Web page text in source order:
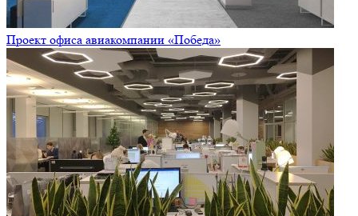
Проект офиса авиакомпании «Победа»